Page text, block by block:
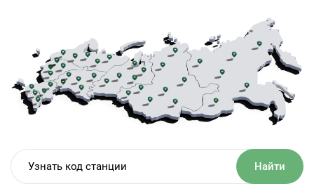
Найти